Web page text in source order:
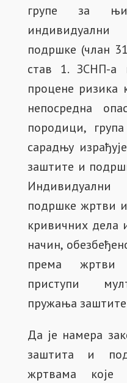
групе за
подршке (члан
став 1. ЗСНП-а
процене ризика
непосредна
породици,
сарадњу
заштите и
подршке жртви
кривичних дела
начин,
према жртви
приступи
пружања
Да је намера
заштита и
жртвама које